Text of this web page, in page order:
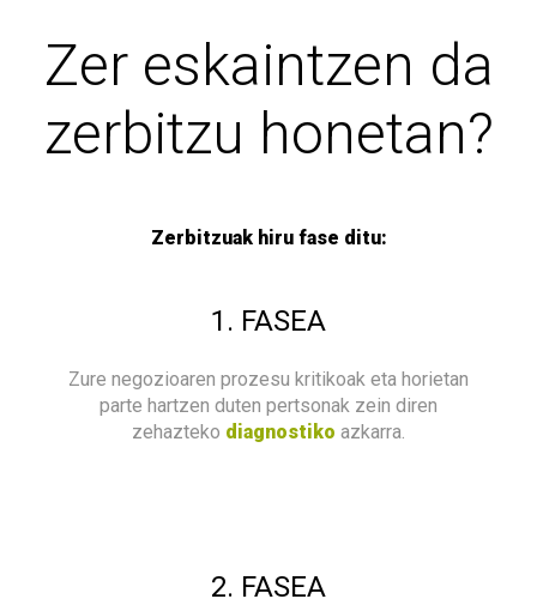
Zer eskaintzen da
zerbitzu honetan?
Zerbitzuak hiru fase ditu:
1. FASEA
Zure negozioaren prozesu kritikoak eta horietan
parte hartzen duten pertsonak zein diren
zehazteko diagnostiko azkarra.
2. FASEA